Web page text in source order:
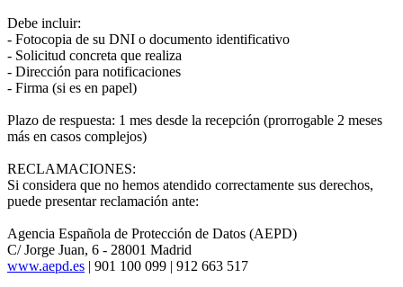
Debe incluir:
- Fotocopia de su DNI o documento identificativo
- Solicitud concreta que realiza
- Dirección para notificaciones
- Firma (si es en papel)
Plazo de respuesta: 1 mes desde la recepción (prorrogable 2 meses
más en casos complejos)
RECLAMACIONES:
Si considera que no hemos atendido correctamente sus derechos,
puede presentar reclamación ante:
Agencia Española de Protección de Datos (AEPD)
C/ Jorge Juan, 6 - 28001 Madrid
www.aepd.es | 901 100 099 | 912 663 517